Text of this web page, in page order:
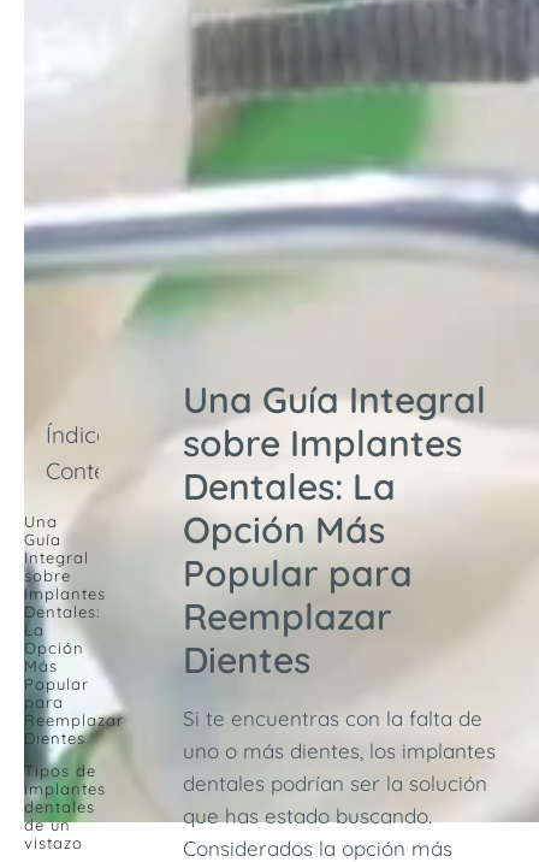
Índice de
Contenidos
Una
Guía
Integral
sobre
Implantes
Dentales:
La
Opción
Más
Popular
para
Reemplazar
Dientes
Tipos de
implantes
dentales
de un
vistazo
Una Guía Integral
sobre Implantes
Dentales: La
Opción Más
Popular para
Reemplazar
Dientes
Si te encuentras con la falta de
uno o más dientes, los implantes
dentales podrían ser la solución
que has estado buscando.
Considerados la opción más